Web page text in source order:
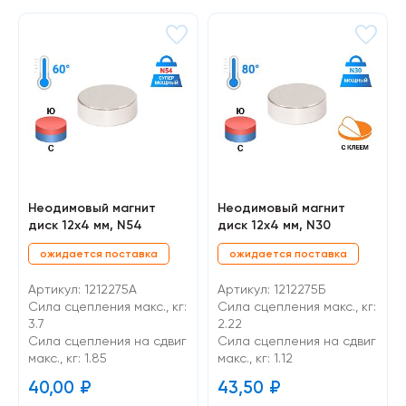
Неодимовый магнит
диск 12х4 мм, N54
ожидается поставка
Артикул: 1212275A
Сила сцепления макс., кг:
3.7
Cила сцепления на сдвиг
макс., кг: 1.85
40,00 ₽
Неодимовый магнит
диск 12х4 мм, N30
ожидается поставка
Артикул: 1212275Б
Сила сцепления макс., кг:
2.22
Cила сцепления на сдвиг
макс., кг: 1.12
43,50 ₽